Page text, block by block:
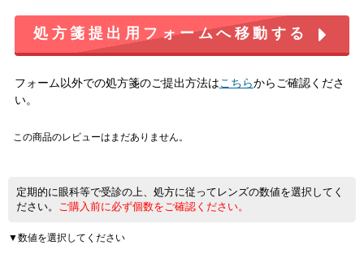
処方箋提出用フォームへ移動する
フォーム以外での処方箋のご提出方法は こちらからご確認くださ
い。
この商品のレビューはまだありません。
定期的に眼科等で受診の上、処方に従ってレンズの数値を選択してく
ださい。 ご購入前に必ず個数をご確認ください。
▼数値を選択してください